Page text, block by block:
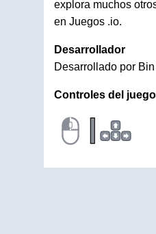
explora muchos
en Juegos .io.
Desarrollador
Desarrollado por
Controles del juego
|